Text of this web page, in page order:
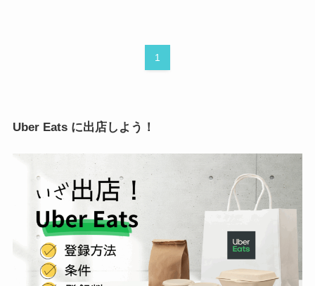
1
Uber Eats に出店しよう！